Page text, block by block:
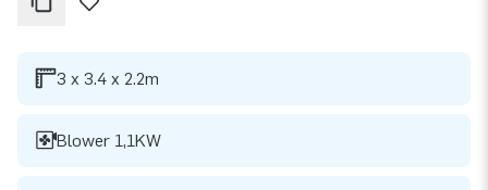
3 x 3.4 x 2.2m
Blower 1,1KW